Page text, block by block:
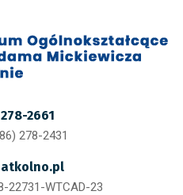
2661
278-2431
22731-WTCAD-23